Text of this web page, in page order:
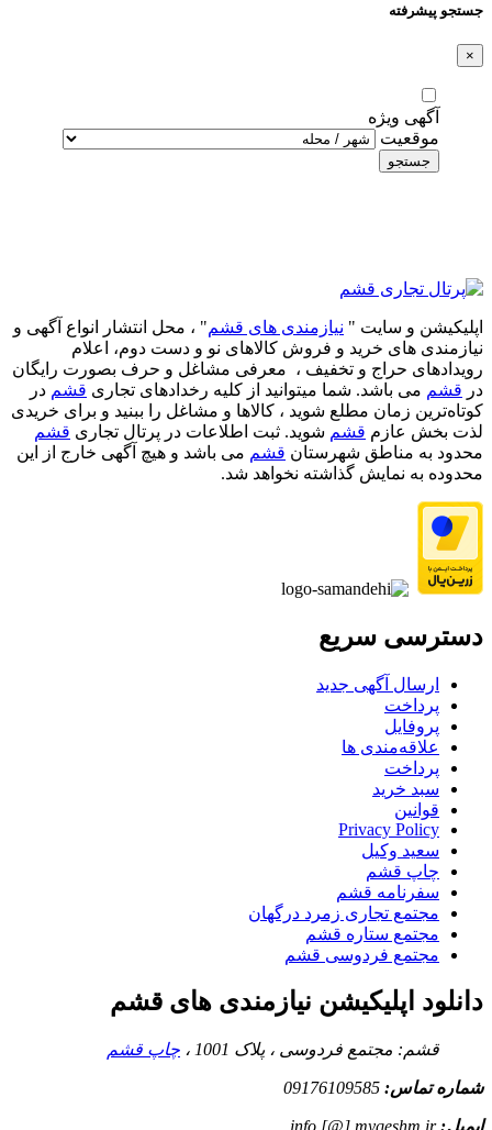
جستجو پیشرفته
×
آگهی ویژه
موقعیت
جستجو
اپلیکیشن و سایت " نیازمندی های قشم" ، محل انتشار انواع آگهی و
نیازمندی های خرید و فروش کالاهای نو و دست‌ دوم، اعلام
رویدادهای حراج و تخفیف ، معرفی مشاغل و حرف بصورت رایگان
در قشم می باشد. شما میتوانید از کلیه رخدادهای تجاری قشم در
کوتاه‌ترین زمان مطلع شوید ، کالاها و مشاغل را ببنید و برای خریدی
لذت بخش عازم قشم شوید. ثبت اطلاعات در پرتال تجاری قشم
محدود به مناطق شهرستان قشم می باشد و هیچ آگهی خارج از این
محدوده به نمایش گذاشته نخواهد شد.
دسترسی سریع
ارسال آگهی جدید
پرداخت
پروفایل
علاقه‌مندی ها
پرداخت
سبد خرید
قوانین
Privacy Policy
سعید وکیل
چاپ قشم
سفرنامه قشم
مجتمع تجاری زمرد درگهان
مجتمع ستاره قشم
مجتمع فردوسی قشم
دانلود اپلیکیشن نیازمندی های قشم
قشم: مجتمع فردوسی ، پلاک 1001 ، چاپ قشم
شماره تماس: 09176109585